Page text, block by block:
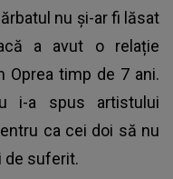
nu și-ar fi lăsat
a avut o relație
Oprea timp de 7 ani.
i-a spus artistului
ca cei doi să nu
de suferit.